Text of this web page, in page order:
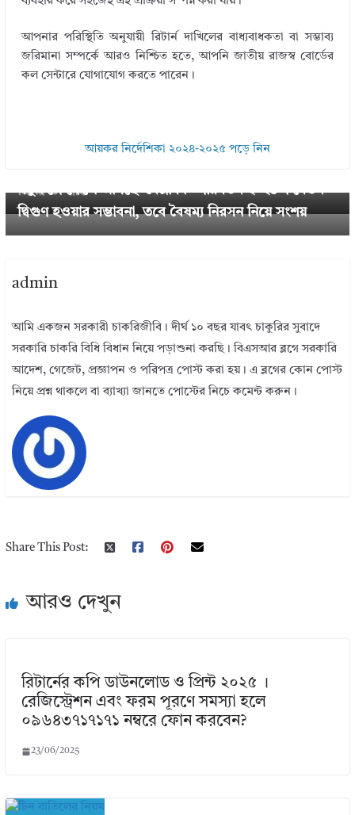
আপনার পরিস্থিতি অনুযায়ী রিটার্ন দাখিলের বাধ্যবাধকতা বা সম্ভাব্য
জরিমানা সম্পর্কে আরও নিশ্চিত হতে, আপনি জাতীয় রাজস্ব বোর্ডের
কল সেন্টারে যোগাযোগ করতে পারেন।
আয়কর নির্দেশিকা ২০২৪-২০২৫ পড়ে নিন
ক্রিয়া ও শাস্তি
নতুন পে স্কেলে আসছে ‘বৈপ্লবিক’ পরিবর্তন ২০২৫ । বেতন
দ্বিগুণ হওয়ার সম্ভাবনা, তবে বৈষম্য নিরসন নিয়ে সংশয়
admin
আমি একজন সরকারী চাকরিজীবি। দীর্ঘ ১০ বছর যাবৎ চাকুরির সুবাদে
সরকারি চাকরি বিধি বিধান নিয়ে পড়াশুনা করছি। বিএসআর ব্লগে সরকারি
আদেশ, গেজেট, প্রজ্ঞাপন ও পরিপত্র পোস্ট করা হয়। এ ব্লগের কোন পোস্ট
নিয়ে প্রশ্ন থাকলে বা ব্যাখ্যা জানতে পোস্টের নিচে কমেন্ট করুন।
Share This Post:
আরও দেখুন
রিটার্নের কপি ডাউনলোড ও প্রিন্ট ২০২৫ ।
রেজিস্ট্রেশন এবং ফরম পূরণে সমস্যা হলে
০৯৬৪৩৭১৭১৭১ নম্বরে ফোন করবেন?
23/06/2025